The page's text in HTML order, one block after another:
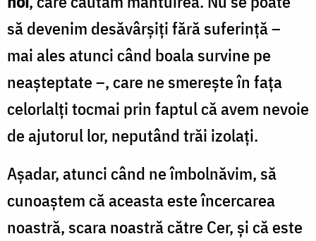
să devenim desăvârșiți fără suferință –
mai ales atunci când boala survine pe
neașteptate –, care ne smerește în fața
celorlalți tocmai prin faptul că avem nevoie
de ajutorul lor, neputând trăi izolați.
Așadar, atunci când ne îmbolnăvim, să
cunoaștem că aceasta este încercarea
noastră, scara noastră către Cer, și că este